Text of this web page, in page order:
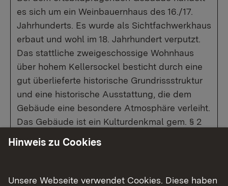
es sich um ein Weinbauernhaus des 16./17.
Jahrhunderts. Es wurde als Sichtfachwerkhaus
erbaut und wohl im 18. Jahrhundert verputzt.
Das stattliche zweigeschossige Wohnhaus
über hohem Kellersockel besticht durch eine
gut überlieferte historische Grundrissstruktur
und eine historische Ausstattung, die dem
Gebäude eine besondere Atmosphäre verleiht.
Das Gebäude ist ein Kulturdenkmal gem. § 2
Hinweis zu Cookies
Unsere Webseite verwendet Cookies. Diese haben